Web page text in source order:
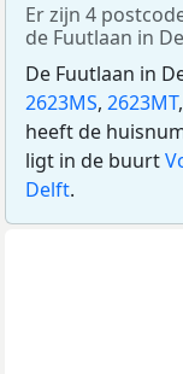
Er zijn 4
de Fuutlaan in
De Fuutlaan in
2623MS, 2623MT,
heeft de
ligt in de buurt
Delft.